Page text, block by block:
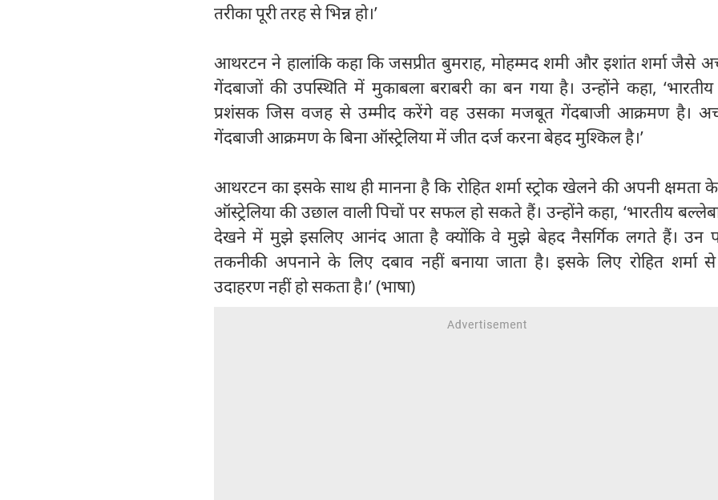
तरीका पूरी तरह से भिन्न हो।’
आथरटन ने हालांकि कहा कि जसप्रीत बुमराह, मोहम्मद शमी और इशांत शर्मा जैसे
गेंदबाजों की उपस्थिति में मुकाबला बराबरी का बन गया है। उन्होंने कहा, ‘भारतीय
प्रशंसक जिस वजह से उम्मीद करेंगे वह उसका मजबूत गेंदबाजी आक्रमण है।
गेंदबाजी आक्रमण के बिना ऑस्ट्रेलिया में जीत दर्ज करना बेहद मुश्किल है।’
आथरटन का इसके साथ ही मानना है कि रोहित शर्मा स्ट्रोक खेलने की अपनी क्षमता
ऑस्ट्रेलिया की उछाल वाली पिचों पर सफल हो सकते हैं। उन्होंने कहा, ‘भारतीय
देखने में मुझे इसलिए आनंद आता है क्योंकि वे मुझे बेहद नैसर्गिक लगते हैं। उन
तकनीकी अपनाने के लिए दबाव नहीं बनाया जाता है। इसके लिए रोहित शर्मा
उदाहरण नहीं हो सकता है।’ (भाषा)